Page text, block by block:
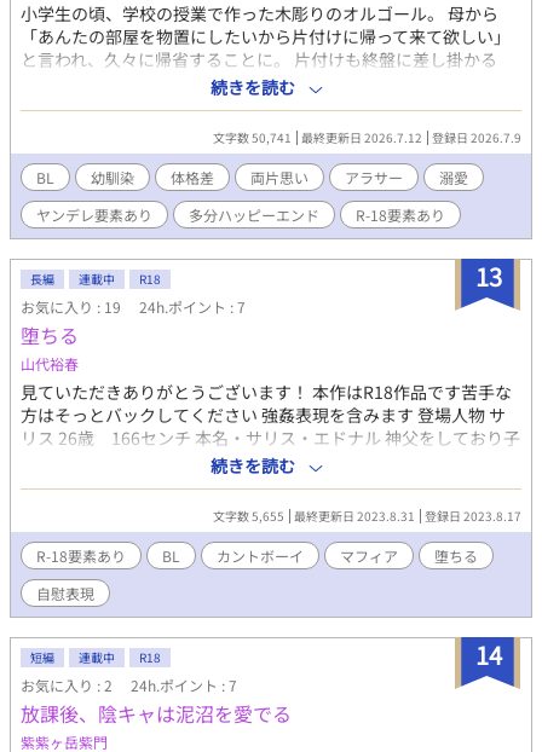
小学生の頃、学校の授業で作った木彫りのオルゴール。 母から
「あんたの部屋を物置にしたいから片付けに帰って来て欲しい」
と言われ、久々に帰省することに。 片付けも終盤に差し掛かる
頃、懐かしいオルゴールがクローゼットの奥から出てきた。 18年
もの前のオルゴールを切っ掛けに、疎遠になっていた幼なじみへ
連絡する事にした。 －－－－－－－－－－－－－－－ 30歳同士の
穏やか(?)な世話焼きのマッチョ男子(攻)×真面目だけどどこか抜
けてる明るい小柄男子(受) の話。 BLを読みすぎて、夢に出てきた
BL話を元に書きました。 受けの心の中がうるさいのと、攻めが受
けに気付かれないように囲っていくのが性癖です。 なので攻めが
病んでます。 ヤンデレが苦手な方は優斗視点を見るのをオススメ
しません。 ◎濡場シーンがある話には※を付けてます。 ◎不備と
読みにくさにより、文章を一部修正しました。
続きを読む
文字数 50,741 最終更新日 2026.7.12 登録日 2026.7.9
BL 幼馴染 体格差 両片思い アラサー
溺愛
ヤンデレ要素あり
多分ハッピーエンド R-18要素あり
13
長編 連載中 R18
お気に入り : 19 24h.ポイント : 7
堕ちる
山代裕春
見ていただきありがとうございます！ 本作はR18作品です苦手な
方はそっとバックしてください 強姦表現を含みます 登場人物 サ
リス 26歳 166センチ 本名・サリス・エドナル 神父をしており子
供達から慕われている 表向きは心優しい好青年だが 素の顔は無表
情で冷めている 孤児院育ち ロード・ラト 22歳 186センチ 街で
一番のギャング 性格は残酷非道だが子供には手を出さない(子供か
ら殺しに来た場合は例外) 母と弟が二人いる ハロルド・エドナル
20歳 172センチ 警察官 表向きは熱血真面目な青年だが 素は兄に
甘えん坊で泣き虫 兄の秘密を知る数少ない人物 両親のことは良く
知らない 孤児院育ち
続きを読む
文字数 5,655 最終更新日 2023.8.31 登録日 2023.8.17
R-18要素あり BL カントボーイ マフィア
堕ちる
自慰表現
14
短編 連載中 R18
お気に入り : 2 24h.ポイント : 7
放課後、陰キャは泥沼を愛でる
紫紫ヶ岳紫門